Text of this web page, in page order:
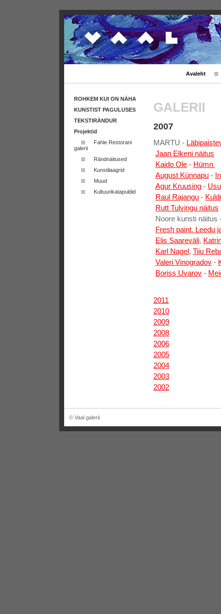
Avaleht
ROHKEM KUI ON NÄHA
KUNSTIST PAGULUSES
TEKSTIRÄNDUR
Projektid
Fahle Restorani
galerii
Rändnäitused
Kunstilaagrid
Muud
Kultuurikatapuldid
GALERII
2007
MARTU -
Jaan Elkeni näitus
Kaido Ole - Hümn
August Künnapu -
Agur Kruusing -
Raul Rajangu -
Rutt Tulvingu näitus
Noore kunsti näitus
Fresh paint. Leedu
Elis Saareväli,
Karl Nagel, Tiiu
Valeri Vinogradov -
Boriss Uvarov -
2011
2010
2009
2008
2006
2005
2004
2003
2002
© Vaal galerii